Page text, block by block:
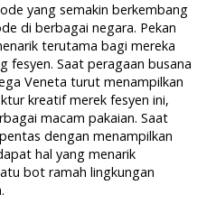
yang semakin berkembang
di berbagai negara. Pekan
terutama bagi mereka
fesyen. Saat peragaan busana
Veneta turut menampilkan
kreatif merek fesyen ini,
macam pakaian. Saat
dengan menampilkan
hal yang menarik
bot ramah lingkungan